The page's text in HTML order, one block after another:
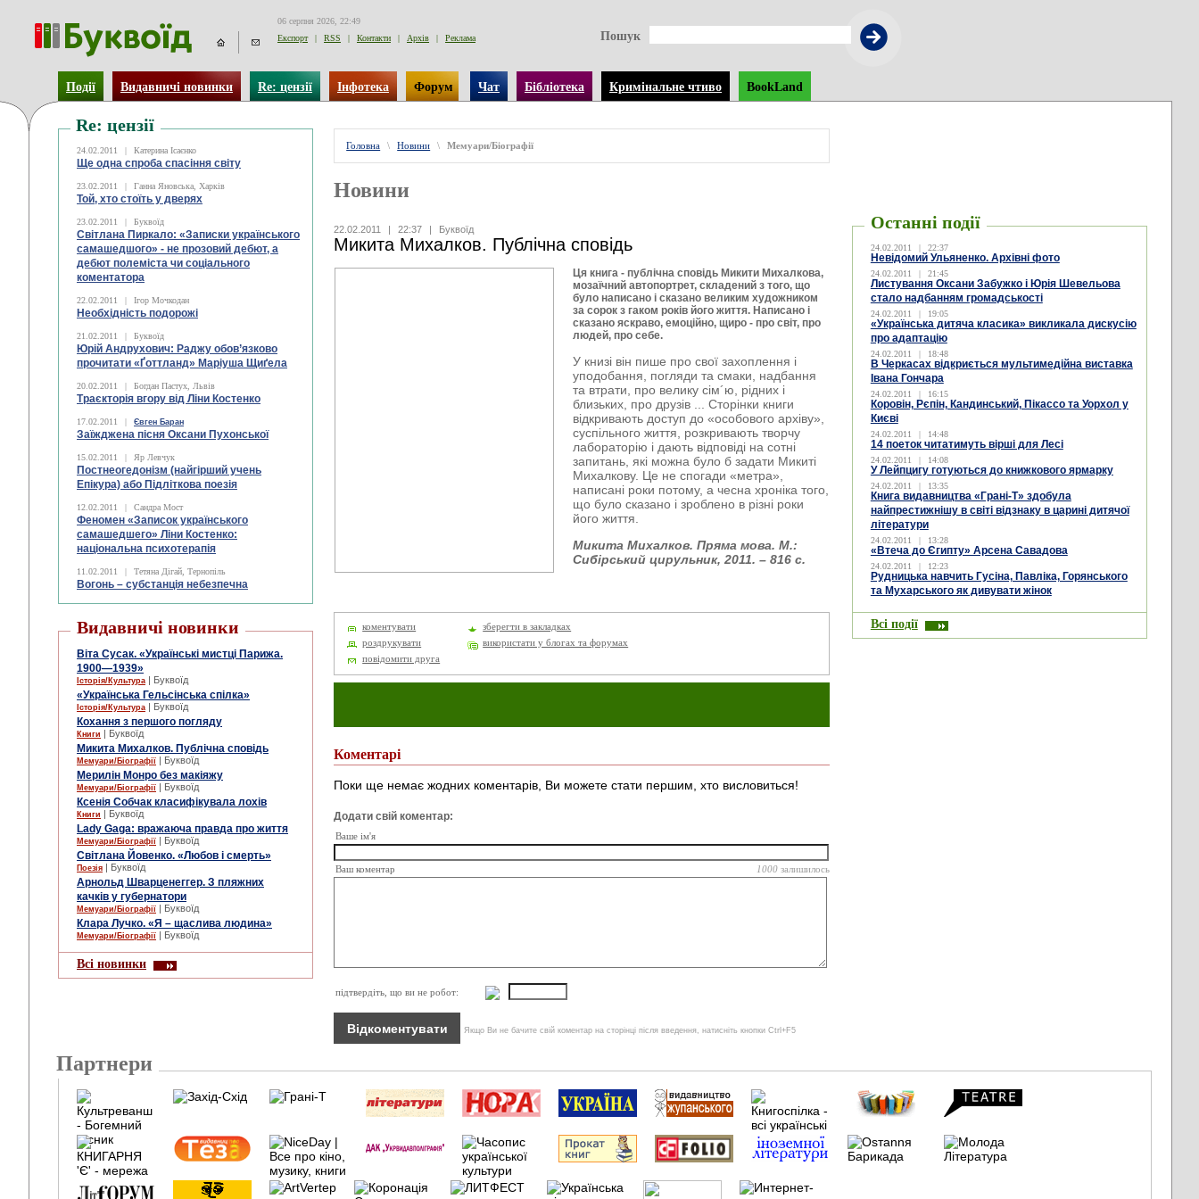
06 серпня 2026, 22:49
Експорт
| RSS | Контакти | Архів | Реклама Пошук
Події Видавничі новинки Re: цензії Інфотека Форум Чат Бібліотека Кримінальне чтиво BookLand
Re: цензії
24.02.2011 | Катерина Ісаєнко
Ще одна спроба спасіння світу
23.02.2011 | Ганна Яновська, Харків
Той, хто стоїть у дверях
23.02.2011 | Буквоїд
Світлана Пиркало: «Записки українського
самашедшого» - не прозовий дебют, а
дебют полеміста чи соціального
коментатора
22.02.2011 | Ігор Мочкодан
Необхідність подорожі
21.02.2011 | Буквоїд
Юрій Андрухович: Раджу обов’язково
прочитати «Ґоттланд» Маріуша Щиґела
20.02.2011 | Богдан Пастух, Львів
Траєкторія вгору від Ліни Костенко
17.02.2011 | Євген Баран
Заїжджена пісня Оксани Пухонської
15.02.2011 | Яр Левчук
Постнеогедонізм (найгірший учень
Епікура) або Підліткова поезія
12.02.2011 | Сандра Мост
Феномен «Записок українського
самашедшего» Ліни Костенко:
національна психотерапія
11.02.2011 | Тетяна Дігай, Тернопіль
Вогонь – субстанція небезпечна
Видавничі новинки
Віта Сусак. «Українські мистці Парижа.
1900—1939»
Історія/Культура | Буквоїд
«Українська Гельсінська спілка»
Історія/Культура | Буквоїд
Кохання з першого погляду
Книги | Буквоїд
Микита Михалков. Публічна сповідь
Мемуари/Біографії | Буквоїд
Мерилін Монро без макіяжу
Мемуари/Біографії | Буквоїд
Ксенія Собчак класифікувала лохів
Книги | Буквоїд
Lady Gaga: вражаюча правда про життя
Мемуари/Біографії | Буквоїд
Cвітлана Йовенко. «Любов і смерть»
Поезія | Буквоїд
Арнольд Шварценеггер. З пляжних
качків у губернатори
Мемуари/Біографії | Буквоїд
Клара Лучко. «Я – щаслива людина»
Мемуари/Біографії | Буквоїд
Всі новинки
Головна \ Новини \ Мемуари/Біографії
Новини
22.02.2011 | 22:37 | Буквоїд
Микита Михалков. Публічна сповідь
Ця книга - публічна сповідь Микити Михалкова,
мозаїчний автопортрет, складений з того, що
було написано і сказано великим художником
за сорок з гаком років його життя. Написано і
сказано яскраво, емоційно, щиро - про світ, про
людей, про себе.
У книзі він пише про свої захоплення і
уподобання, погляди та смаки, надбання
та втрати, про велику сім´ю, рідних і
близьких, про друзів ... Сторінки книги
відкривають доступ до «особового архіву»,
суспільного життя, розкривають творчу
лабораторію і дають відповіді на сотні
запитань, які можна було б задати Микиті
Михалкову. Це не спогади «метра»,
написані роки потому, а чесна хроніка того,
що було сказано і зроблено в різні роки
його життя.
Микита Михалков. Пряма мова. М.:
Сибірський цирульник, 2011. – 816 с.
коментувати
зберегти в закладках
роздрукувати
використати у блогах та форумах
повідомити друга
Коментарі
Поки ще немає жодних коментарів, Ви можете стати першим, хто висловиться!
Додати свій коментар:
Ваше ім'я
1000 залишилось
Ваш коментар
підтвердіть, що ви не робот:
Якщо Ви не бачите свій коментар на сторінці після введення, натисніть кнопки Ctrl+F5
Останні події
24.02.2011 | 22:37
Невідомий Ульяненко. Архівні фото
24.02.2011 | 21:45
Листування Оксани Забужко і Юрія Шевельова
стало надбанням громадськості
24.02.2011 | 19:05
«Українська дитяча класика» викликала дискусію
про адаптацію
24.02.2011 | 18:48
В Черкасах відкриється мультимедійна виставка
Івана Гончара
24.02.2011 | 16:15
Коровін, Рєпін, Кандинський, Пікассо та Уорхол у
Києві
24.02.2011 | 14:48
14 поеток читатимуть вірші для Лесі
24.02.2011 | 14:08
У Лейпцигу готуються до книжкового ярмарку
24.02.2011 | 13:35
Книга видавництва «Грані-Т» здобула
найпрестижнішу в світі відзнаку в царині дитячої
літератури
24.02.2011 | 13:28
«Втеча до Єгипту» Арсена Савадова
24.02.2011 | 12:23
Рудницька навчить Гусіна, Павліка, Горянського
та Мухарського як дивувати жінок
Всі події
Партнери